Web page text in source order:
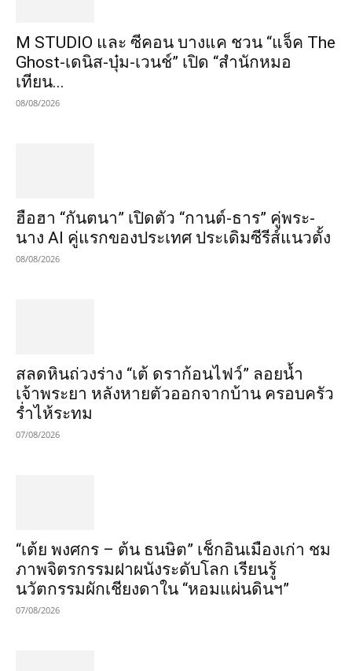
M STUDIO และ ซีคอน บางแค ชวน “แจ็ค The
Ghost-เดนิส-บุ๋ม-เวนช์” เปิด “สำนักหมอ
เทียน...
08/08/2026
ฮือฮา “กันตนา” เปิดตัว “กานต์-ธาร” คู่พระ-
นาง AI คู่แรกของประเทศ ประเดิมซีรีส์แนวตั้ง
08/08/2026
สลดหินถ่วงร่าง “เต้ ดราก้อนไฟว์” ลอยน้ำ
เจ้าพระยา หลังหายตัวออกจากบ้าน ครอบครัว
ร่ำไห้ระทม
07/08/2026
“เต้ย พงศกร – ต้น ธนษิต” เช็กอินเมืองเก่า ชม
ภาพจิตรกรรมฝาผนังระดับโลก เรียนรู้
นวัตกรรมผักเชียงดาใน “หอมแผ่นดินฯ”
07/08/2026